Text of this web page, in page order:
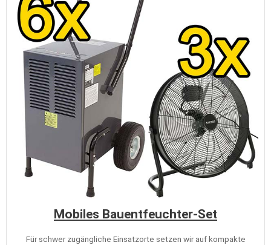
Mobiles Bauentfeuchter-Set
Für schwer zugängliche Einsatzorte setzen wir auf kompakte